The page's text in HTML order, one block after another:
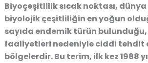
Biyoçeşitlilik sıcak noktası,
biyolojik çeşitliliğin en yoğun
sayıda endemik türün
faaliyetleri nedeniyle ciddi tehdit
bölgelerdir. Bu terim, ilk kez 1988